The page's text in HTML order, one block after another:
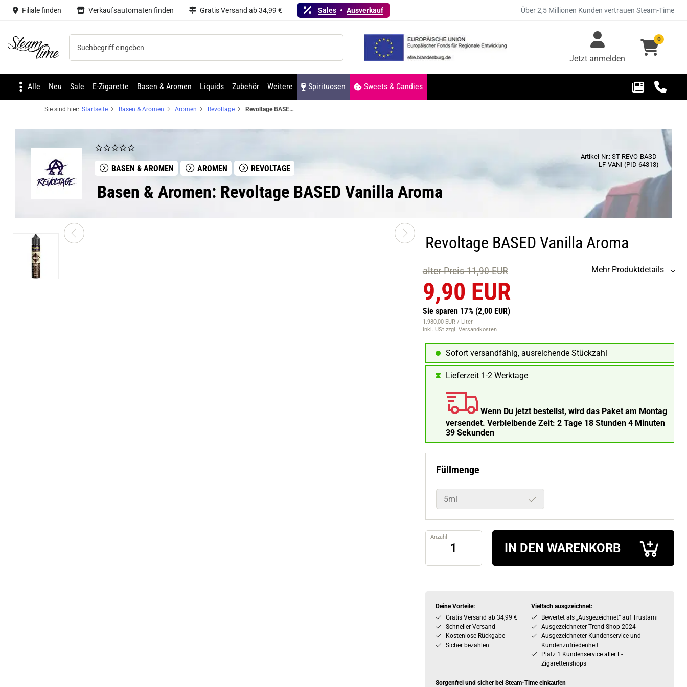
Filiale finden Verkaufsautomaten finden Gratis Versand ab 34,99 € Sales Ausverkauf Über 2,5 Millionen Kunden vertrauen Steam-Time
Steam time Jetzt anmelden
0
Alle Neu Sale E-Zigarette Basen & Aromen Liquids Zubehör Weitere Spirituosen Sweets & Candies
Sie sind hier: Startseite Basen & Aromen Aromen Revoltage Revoltage BASED Vanilla Aroma
BASEN & AROMEN AROMEN REVOLTAGE
Artikel-Nr.: ST-REVO-BASD-
LF-VANI (PID 64313)
Basen & Aromen: Revoltage BASED Vanilla Aroma
Revoltage BASED Vanilla Aroma
alter Preis 11,90 EUR
9,90 EUR
Sie sparen 17% (2,00 EUR)
1.980,00 EUR / Liter
inkl. USt zzgl. Versandkosten
Mehr Produktdetails
Sofort versandfähig, ausreichende Stückzahl
Lieferzeit 1-2 Werktage
Wenn Du jetzt bestellst, wird das Paket am Montag
versendet. Verbleibende Zeit: 2 Tage 18 Stunden 4 Minuten
38 Sekunden
Füllmenge
5ml
Anzahl
IN DEN WARENKORB
Deine Vorteile:
Gratis Versand ab 34,99 €
Schneller Versand
Kostenlose Rückgabe
Sicher bezahlen
Vielfach ausgzeichnet:
Bewertet als „Ausgezeichnet” auf Trustami
Ausgezeichneter Trend Shop 2024
Ausgezeichneter Kundenservice und
Kundenzufriedenheit
Platz 1 Kundenservice aller E-
Zigarettenshops
Sorgenfrei und sicher bei Steam-Time einkaufen